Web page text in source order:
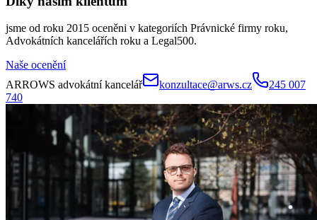
jsme od roku 2015 oceněni v kategoriích Právnické firmy roku,
Advokátních kancelářích roku a Legal500.
Naše ocenění
ARROWS advokátní kancelář
konzultace@arws.cz
245 007
740